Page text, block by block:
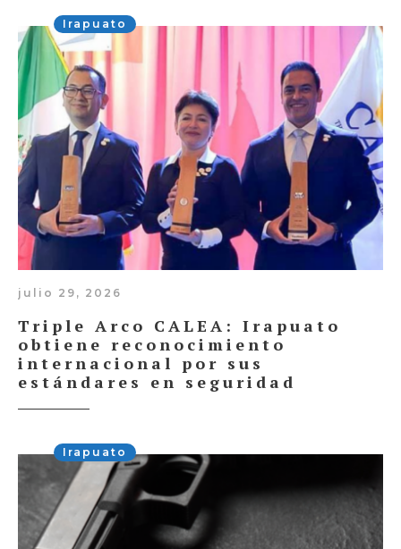
Irapuato
julio 29, 2026
Triple Arco CALEA: Irapuato
obtiene reconocimiento
internacional por sus
estándares en seguridad
Irapuato